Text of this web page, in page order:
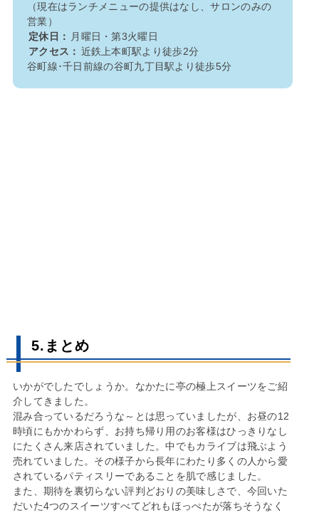
（現在はランチメニューの提供はなし、サロンのみの
営業）
定休日： 月曜日・第3火曜日
アクセス： 近鉄上本町駅より徒歩2分
谷町線･千日前線の谷町九丁目駅より徒歩5分
5.まとめ
いかがでしたでしょうか。なかたに亭の極上スイーツをご紹
介してきました。
混み合っているだろうな～とは思っていましたが、お昼の12
時頃にもかかわらず、お持ち帰り用のお客様はひっきりなし
にたくさん来店されていました。中でもカライブは飛ぶよう
売れていました。その様子から長年にわたり多くの人から愛
されているパティスリーであることを肌で感じました。
また、期待を裏切らない評判どおりの美味しさで、今回いた
だいた4つのスイーツすべてどれもほっぺたが落ちそうなく